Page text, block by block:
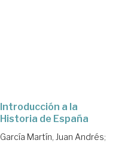
Introducción a la
Historia de España
García Martín, Juan Andrés;